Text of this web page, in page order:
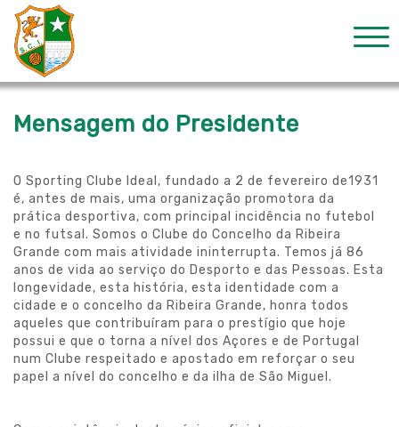
Mensagem do Presidente
O Sporting Clube Ideal, fundado a 2 de fevereiro de1931
é, antes de mais, uma organização promotora da
prática desportiva, com principal incidência no futebol
e no futsal. Somos o Clube do Concelho da Ribeira
Grande com mais atividade ininterrupta. Temos já 86
anos de vida ao serviço do Desporto e das Pessoas. Esta
longevidade, esta história, esta identidade com a
cidade e o concelho da Ribeira Grande, honra todos
aqueles que contribuíram para o prestígio que hoje
possui e que o torna a nível dos Açores e de Portugal
num Clube respeitado e apostado em reforçar o seu
papel a nível do concelho e da ilha de São Miguel.